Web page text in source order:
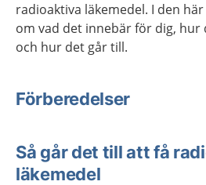
radioaktiva läkemedel. I den
om vad det innebär för dig, hur
och hur det går till.
Förberedelser
Så går det till att få
läkemedel